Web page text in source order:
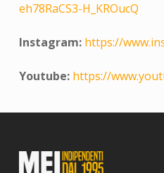
eh78RaCS3-H_KROucQ
Instagram: https://
Youtube: https://